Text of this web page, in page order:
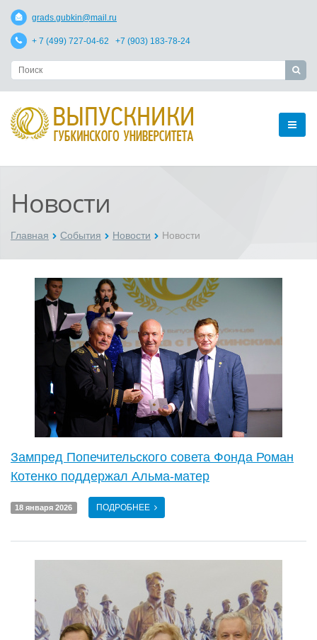
grads.gubkin@mail.ru
+ 7 (499) 727-04-62 +7 (903) 183-78-24
Новости
Главная События Новости Новости
Зампред Попечительского совета Фонда Роман
Котенко поддержал Альма-матер
18 января 2026 ПОДРОБНЕЕ